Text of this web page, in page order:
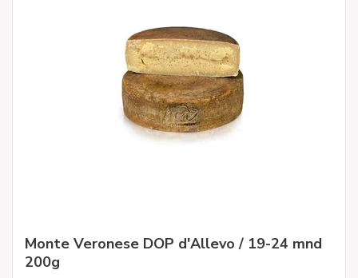
Monte Veronese DOP d'Allevo / 19-24 mnd
200g